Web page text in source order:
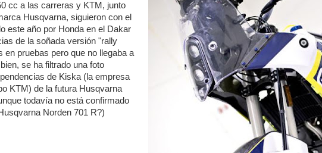
cc a las carreras y KTM, junto
Husqvarna, siguieron con el
este año por Honda en el Dakar
de la soñada versión "rally
en pruebas pero que no llegaba a
se ha filtrado una foto
de Kiska (la empresa
KTM) de la futura Husqvarna
todavía no está confirmado
Norden 701 R?)